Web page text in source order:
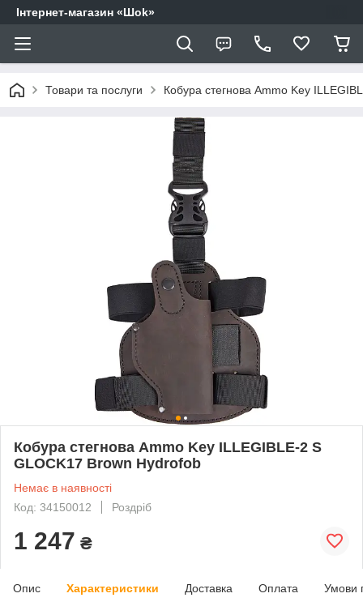
Інтернет-магазин «Шоk»
Товари та послуги Кобура стегнова Ammo Key
Кобура стегнова Ammo Key ILLEGIBLE-2 S
GLOCK17 Brown Hydrofob
Немає в наявності
Код: 34150012
Роздріб
1 247 ₴
Опис Характеристики Доставка Оплата Умови